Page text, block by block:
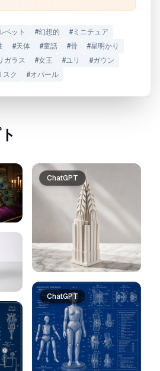
ベット #幻想的 #ミニチュア
#天体 #童話 #骨 #星明かり
ガラス #女王 #ユリ #ガウン
スク #オパール
ChatGPT
ChatGPT